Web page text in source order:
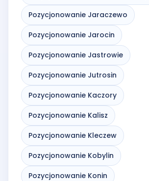
Pozycjonowanie Jaraczewo
Pozycjonowanie Jarocin
Pozycjonowanie Jastrowie
Pozycjonowanie Jutrosin
Pozycjonowanie Kaczory
Pozycjonowanie Kalisz
Pozycjonowanie Kleczew
Pozycjonowanie Kobylin
Pozycjonowanie Konin